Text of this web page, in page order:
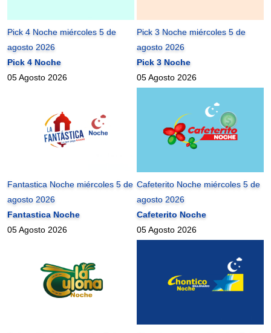
Pick 4 Noche miércoles 5 de
agosto 2026
Pick 4 Noche
05 Agosto 2026
Pick 3 Noche miércoles 5 de
agosto 2026
Pick 3 Noche
05 Agosto 2026
Fantastica Noche miércoles 5 de
agosto 2026
Fantastica Noche
05 Agosto 2026
Cafeterito Noche miércoles 5 de
agosto 2026
Cafeterito Noche
05 Agosto 2026